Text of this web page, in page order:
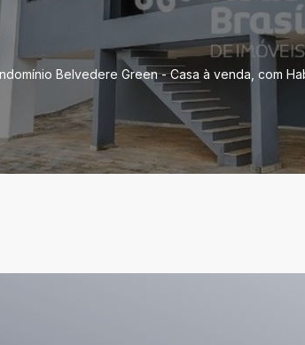
Belvedere Green - Casa à venda, com